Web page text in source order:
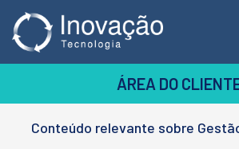
ÁREA DO
Conteúdo relevante sobre